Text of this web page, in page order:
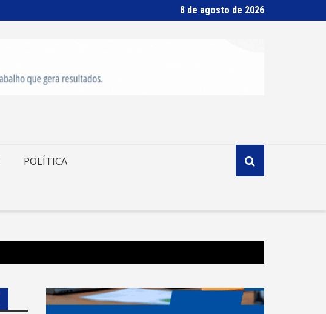
8 de agosto de 2026
POLÍTICA